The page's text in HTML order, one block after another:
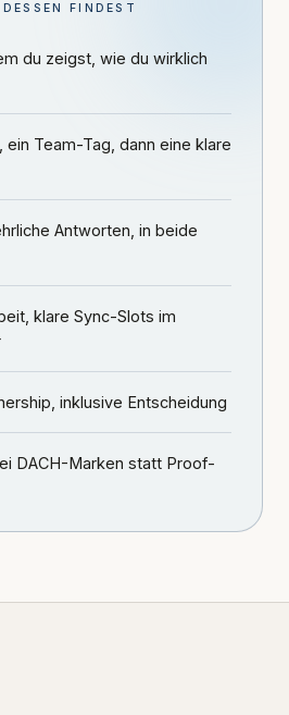
FINDEST
du zeigst, wie du wirklich
ein Team-Tag, dann eine klare
Antworten, in beide
klare Sync-Slots im
inklusive Entscheidung
DACH-Marken statt Proof-